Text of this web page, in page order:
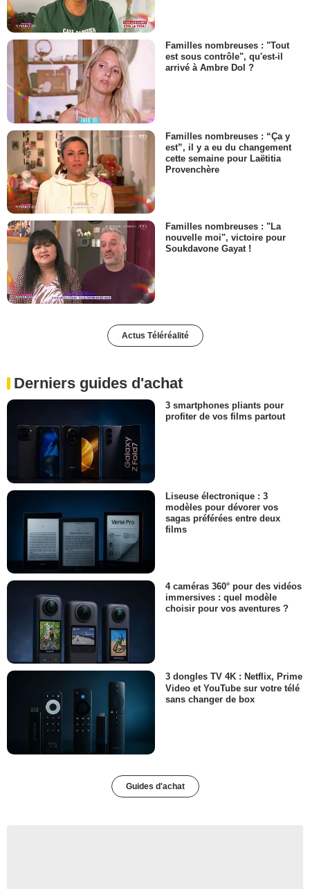
Familles nombreuses : "Tout
est sous contrôle", qu'est-il
arrivé à Ambre Dol ?
Familles nombreuses : “Ça y
est”, il y a eu du changement
cette semaine pour Laëtitia
Provenchère
Familles nombreuses : "La
nouvelle moi", victoire pour
Soukdavone Gayat !
Actus Téléréalité
Derniers guides d'achat
3 smartphones pliants pour
profiter de vos films partout
Liseuse électronique : 3
modèles pour dévorer vos
sagas préférées entre deux
films
4 caméras 360° pour des vidéos
immersives : quel modèle
choisir pour vos aventures ?
3 dongles TV 4K : Netflix, Prime
Video et YouTube sur votre télé
sans changer de box
Guides d'achat